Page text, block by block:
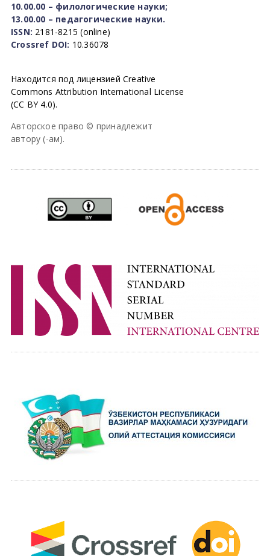
10.00.00 – филологические науки;
13.00.00 – педагогические науки.
ISSN: 2181-8215 (online)
Crossref DOI: 10.36078
Находится под лицензией Creative
Commons Attribution International License
(CC BY 4.0).
Авторское право © принадлежит
автору (-ам).